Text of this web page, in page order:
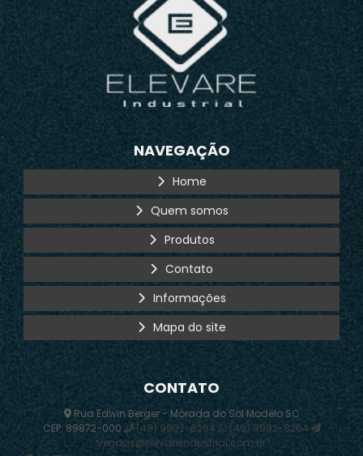
NAVEGAÇÃO
Home
Quem somos
Produtos
Contato
Informações
Mapa do site
CONTATO
Rua Edwin Berger - Morada do Sol Modelo SC
CEP: 89872-000
(49) 9992-8264
(49) 9992-8264
vendas@elevareindustrial.com.br